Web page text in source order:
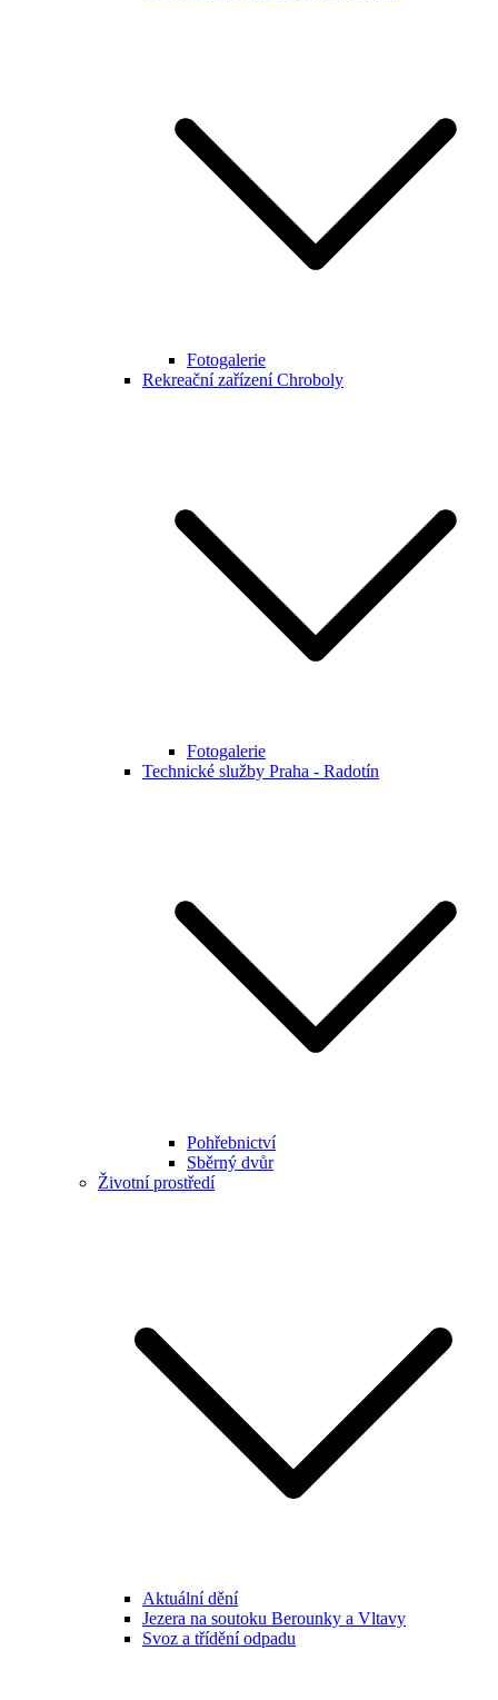
Fotogalerie
Rekreační zařízení Chroboly
Fotogalerie
Technické služby Praha - Radotín
Pohřebnictví
Sběrný dvůr
Životní prostředí
Aktuální dění
Jezera na soutoku Berounky a Vltavy
Svoz a třídění odpadu